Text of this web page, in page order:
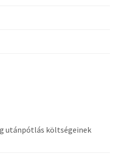
utánpótlás költségeinek